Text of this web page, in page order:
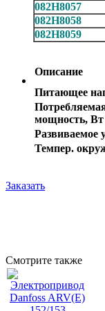
082H8057
082H8058
082H8059
Описание
Питающее
мощность, Вт
Развиваемое
Темпер.
Заказать
Смотрите также